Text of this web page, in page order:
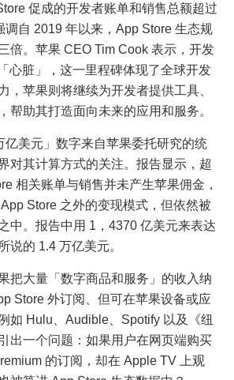
促成的开发者账单和销售总额超过
调自 2019 年以来，App Store 生态规
倍。苹果 CEO Tim Cook 表示，开发
心脏」，这一里程碑体现了全球开发
，苹果则将继续为开发者提供工具、
帮助其打造面向未来的应用和服务。
亿美元」数字来自苹果委托研究的统
对其计算方式的关注。报告显示，超
相关账单与销售并未产生苹果佣金，
Store 之外的变现模式，但依然被
中。报告中用 1，4370 亿美元来表达
说的 1.4 万亿美元。
把大量「数字商品和服务」的收入纳
Store 外订阅、但可在苹果设备或应
如 Hulu、Audible、Spotify 以及《纽
出一个问题：如果用户在网页端购买
的订阅，却在 Apple TV 上观